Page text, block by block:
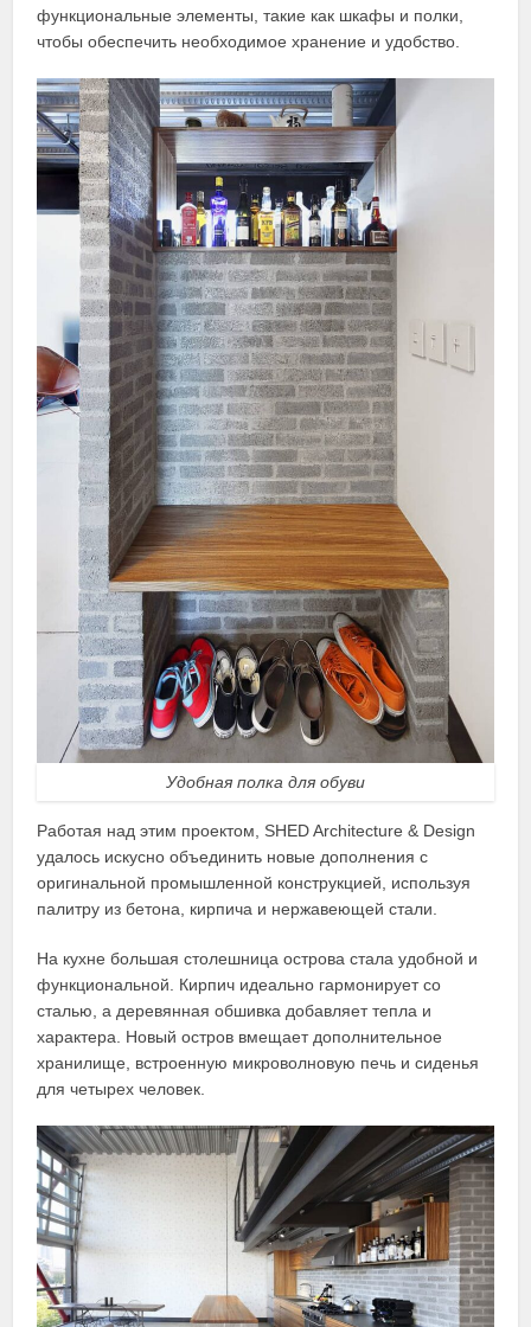
функциональные элементы, такие как шкафы и полки,
чтобы обеспечить необходимое хранение и удобство.
Удобная полка для обуви
Работая над этим проектом, SHED Architecture & Design
удалось искусно объединить новые дополнения с
оригинальной промышленной конструкцией, используя
палитру из бетона, кирпича и нержавеющей стали.
На кухне большая столешница острова стала удобной и
функциональной. Кирпич идеально гармонирует со
сталью, а деревянная обшивка добавляет тепла и
характера. Новый остров вмещает дополнительное
хранилище, встроенную микроволновую печь и сиденья
для четырех человек.